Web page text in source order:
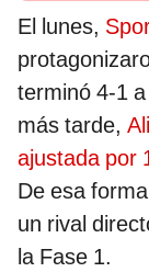
El lunes,
terminó 4-1
más tarde,
ajustada por
De esa
un rival
la Fase 1.